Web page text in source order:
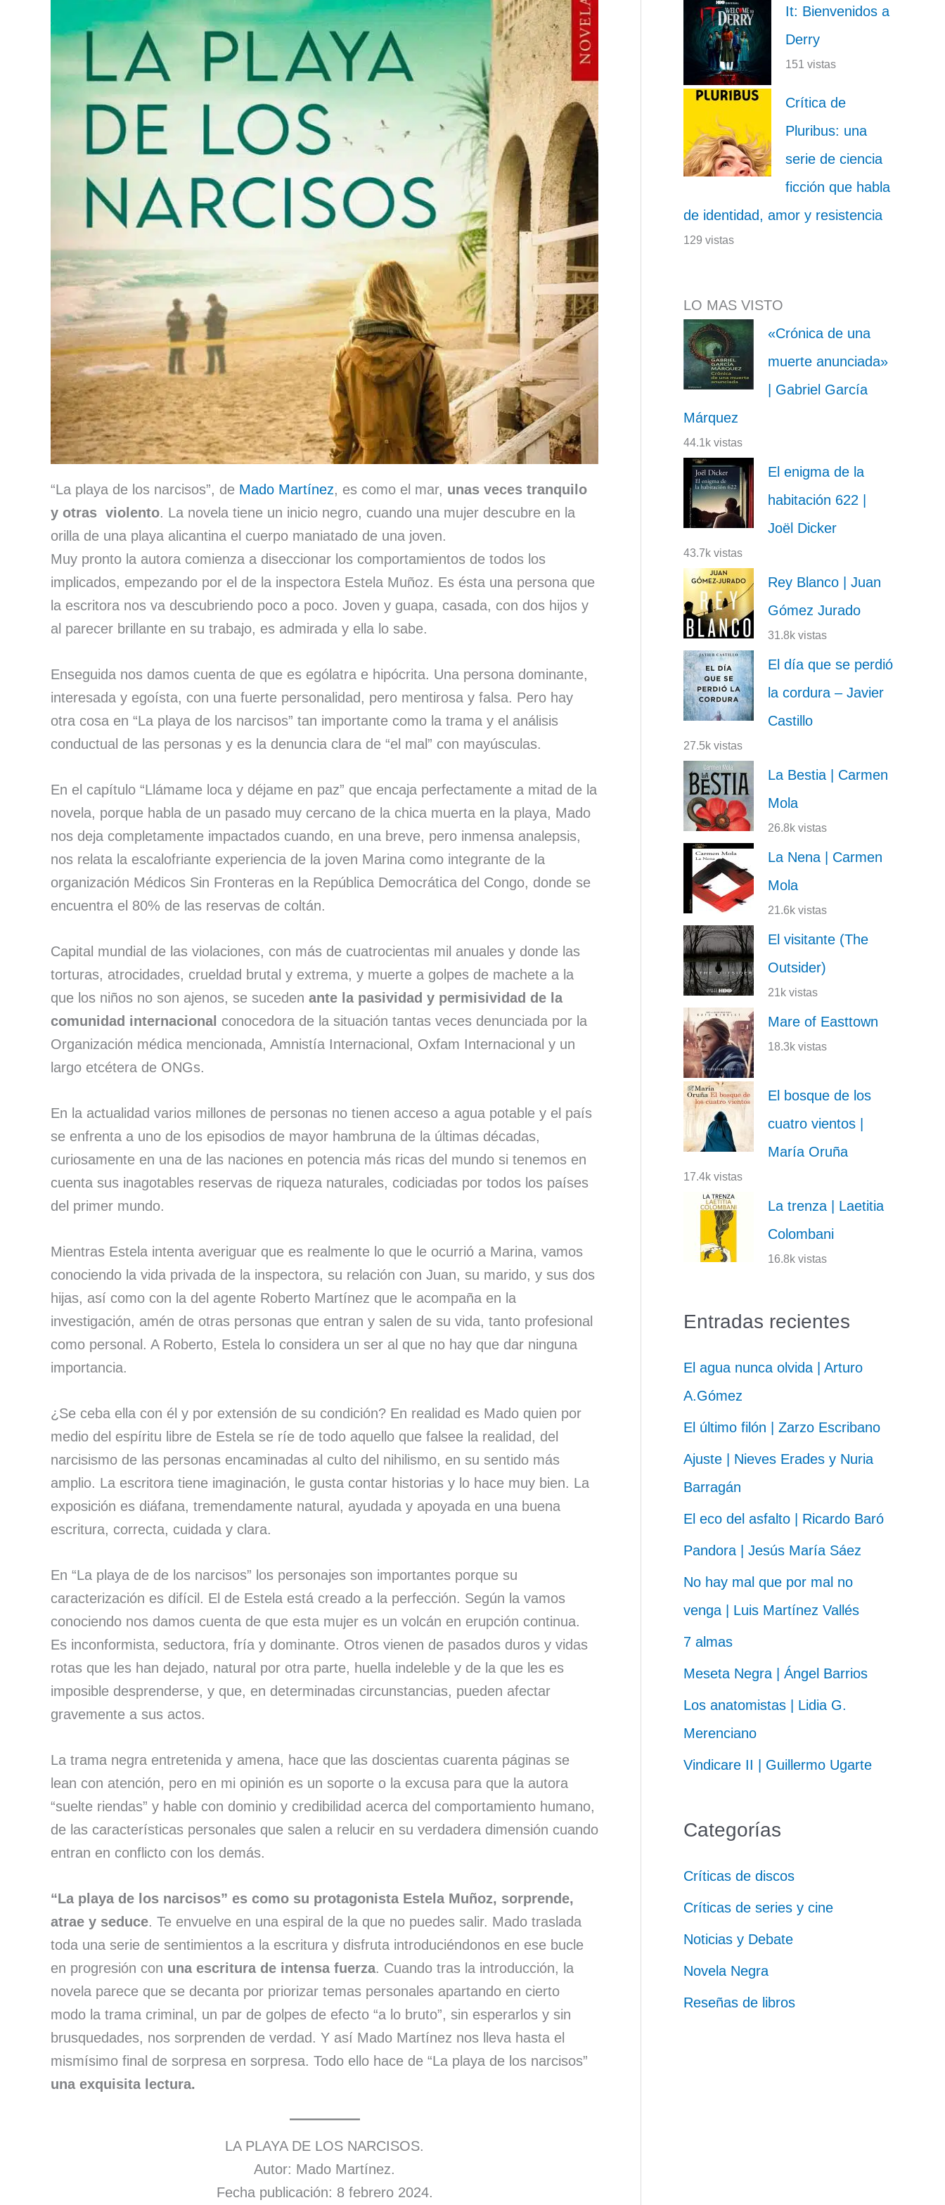
“La playa de los narcisos”, de Mado Martínez, es como el mar, unas veces tranquilo
y otras violento. La novela tiene un inicio negro, cuando una mujer descubre en la
orilla de una playa alicantina el cuerpo maniatado de una joven.
Muy pronto la autora comienza a diseccionar los comportamientos de todos los
implicados, empezando por el de la inspectora Estela Muñoz. Es ésta una persona que
la escritora nos va descubriendo poco a poco. Joven y guapa, casada, con dos hijos y
al parecer brillante en su trabajo, es admirada y ella lo sabe.
Enseguida nos damos cuenta de que es ególatra e hipócrita. Una persona dominante,
interesada y egoísta, con una fuerte personalidad, pero mentirosa y falsa. Pero hay
otra cosa en “La playa de los narcisos” tan importante como la trama y el análisis
conductual de las personas y es la denuncia clara de “el mal” con mayúsculas.
En el capítulo “Llámame loca y déjame en paz” que encaja perfectamente a mitad de la
novela, porque habla de un pasado muy cercano de la chica muerta en la playa, Mado
nos deja completamente impactados cuando, en una breve, pero inmensa analepsis,
nos relata la escalofriante experiencia de la joven Marina como integrante de la
organización Médicos Sin Fronteras en la República Democrática del Congo, donde se
encuentra el 80% de las reservas de coltán.
Capital mundial de las violaciones, con más de cuatrocientas mil anuales y donde las
torturas, atrocidades, crueldad brutal y extrema, y muerte a golpes de machete a la
que los niños no son ajenos, se suceden ante la pasividad y permisividad de la
comunidad internacional conocedora de la situación tantas veces denunciada por la
Organización médica mencionada, Amnistía Internacional, Oxfam Internacional y un
largo etcétera de ONGs.
En la actualidad varios millones de personas no tienen acceso a agua potable y el país
se enfrenta a uno de los episodios de mayor hambruna de la últimas décadas,
curiosamente en una de las naciones en potencia más ricas del mundo si tenemos en
cuenta sus inagotables reservas de riqueza naturales, codiciadas por todos los países
del primer mundo.
Mientras Estela intenta averiguar que es realmente lo que le ocurrió a Marina, vamos
conociendo la vida privada de la inspectora, su relación con Juan, su marido, y sus dos
hijas, así como con la del agente Roberto Martínez que le acompaña en la
investigación, amén de otras personas que entran y salen de su vida, tanto profesional
como personal. A Roberto, Estela lo considera un ser al que no hay que dar ninguna
importancia.
¿Se ceba ella con él y por extensión de su condición? En realidad es Mado quien por
medio del espíritu libre de Estela se ríe de todo aquello que falsee la realidad, del
narcisismo de las personas encaminadas al culto del nihilismo, en su sentido más
amplio. La escritora tiene imaginación, le gusta contar historias y lo hace muy bien. La
exposición es diáfana, tremendamente natural, ayudada y apoyada en una buena
escritura, correcta, cuidada y clara.
En “La playa de de los narcisos” los personajes son importantes porque su
caracterización es difícil. El de Estela está creado a la perfección. Según la vamos
conociendo nos damos cuenta de que esta mujer es un volcán en erupción continua.
Es inconformista, seductora, fría y dominante. Otros vienen de pasados duros y vidas
rotas que les han dejado, natural por otra parte, huella indeleble y de la que les es
imposible desprenderse, y que, en determinadas circunstancias, pueden afectar
gravemente a sus actos.
La trama negra entretenida y amena, hace que las doscientas cuarenta páginas se
lean con atención, pero en mi opinión es un soporte o la excusa para que la autora
“suelte riendas” y hable con dominio y credibilidad acerca del comportamiento humano,
de las características personales que salen a relucir en su verdadera dimensión cuando
entran en conflicto con los demás.
“La playa de los narcisos” es como su protagonista Estela Muñoz, sorprende,
atrae y seduce. Te envuelve en una espiral de la que no puedes salir. Mado traslada
toda una serie de sentimientos a la escritura y disfruta introduciéndonos en ese bucle
en progresión con una escritura de intensa fuerza. Cuando tras la introducción, la
novela parece que se decanta por priorizar temas personales apartando en cierto
modo la trama criminal, un par de golpes de efecto “a lo bruto”, sin esperarlos y sin
brusquedades, nos sorprenden de verdad. Y así Mado Martínez nos lleva hasta el
mismísimo final de sorpresa en sorpresa. Todo ello hace de “La playa de los narcisos”
una exquisita lectura.
LA PLAYA DE LOS NARCISOS.
Autor: Mado Martínez.
Fecha publicación: 8 febrero 2024.
It: Bienvenidos a
Derry
151 vistas
Crítica de
Pluribus: una
serie de ciencia
ficción que habla
de identidad, amor y resistencia
129 vistas
LO MAS VISTO
«Crónica de una
muerte anunciada»
| Gabriel García
Márquez
44.1k vistas
El enigma de la
habitación 622 |
Joël Dicker
43.7k vistas
Rey Blanco | Juan
Gómez Jurado
31.8k vistas
El día que se perdió
la cordura – Javier
Castillo
27.5k vistas
La Bestia | Carmen
Mola
26.8k vistas
La Nena | Carmen
Mola
21.6k vistas
El visitante (The
Outsider)
21k vistas
Mare of Easttown
18.3k vistas
El bosque de los
cuatro vientos |
María Oruña
17.4k vistas
La trenza | Laetitia
Colombani
16.8k vistas
Entradas recientes
El agua nunca olvida | Arturo
A.Gómez
El último filón | Zarzo Escribano
Ajuste | Nieves Erades y Nuria
Barragán
El eco del asfalto | Ricardo Baró
Pandora | Jesús María Sáez
No hay mal que por mal no
venga | Luis Martínez Vallés
7 almas
Meseta Negra | Ángel Barrios
Los anatomistas | Lidia G.
Merenciano
Vindicare II | Guillermo Ugarte
Categorías
Críticas de discos
Críticas de series y cine
Noticias y Debate
Novela Negra
Reseñas de libros